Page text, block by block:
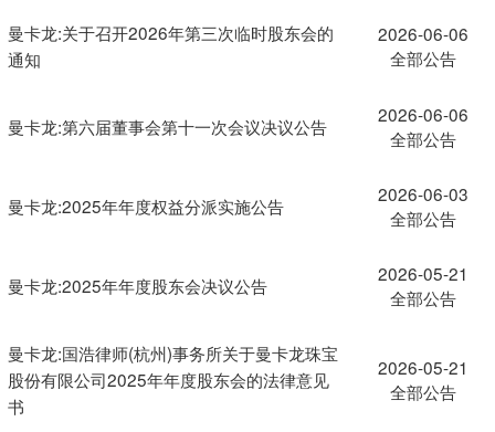
曼卡龙:关于召开2026年第三次临时股东会的
通知
2026-06-06
全部公告
曼卡龙:第六届董事会第十一次会议决议公告
2026-06-06
全部公告
曼卡龙:2025年年度权益分派实施公告
2026-06-03
全部公告
曼卡龙:2025年年度股东会决议公告
2026-05-21
全部公告
曼卡龙:国浩律师(杭州)事务所关于曼卡龙珠宝
股份有限公司2025年年度股东会的法律意见
书
2026-05-21
全部公告